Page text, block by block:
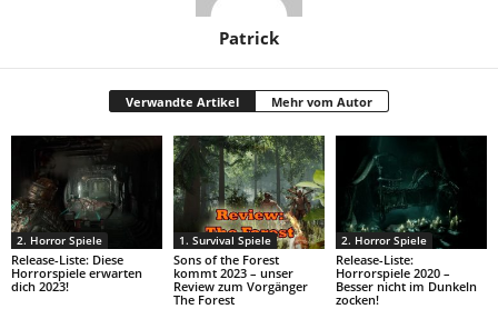
Patrick
Verwandte Artikel Mehr vom Autor
2. Horror Spiele
Release-Liste: Diese
Horrorspiele erwarten
dich 2023!
1. Survival Spiele
Sons of the Forest
kommt 2023 – unser
Review zum Vorgänger
The Forest
2. Horror Spiele
Release-Liste:
Horrorspiele 2020 –
Besser nicht im Dunkeln
zocken!